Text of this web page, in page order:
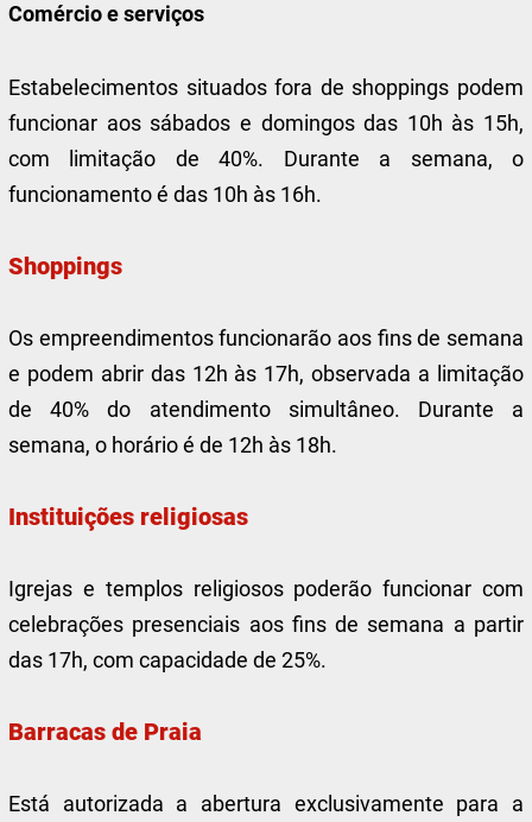
Comércio e serviços
Estabelecimentos situados fora de shoppings podem
funcionar aos sábados e domingos das 10h às 15h,
com limitação de 40%. Durante a semana, o
funcionamento é das 10h às 16h.
Shoppings
Os empreendimentos funcionarão aos fins de semana
e podem abrir das 12h às 17h, observada a limitação
de 40% do atendimento simultâneo. Durante a
semana, o horário é de 12h às 18h.
Instituições religiosas
Igrejas e templos religiosos poderão funcionar com
celebrações presenciais aos fins de semana a partir
das 17h, com capacidade de 25%.
Barracas de Praia
Está autorizada a abertura exclusivamente para a